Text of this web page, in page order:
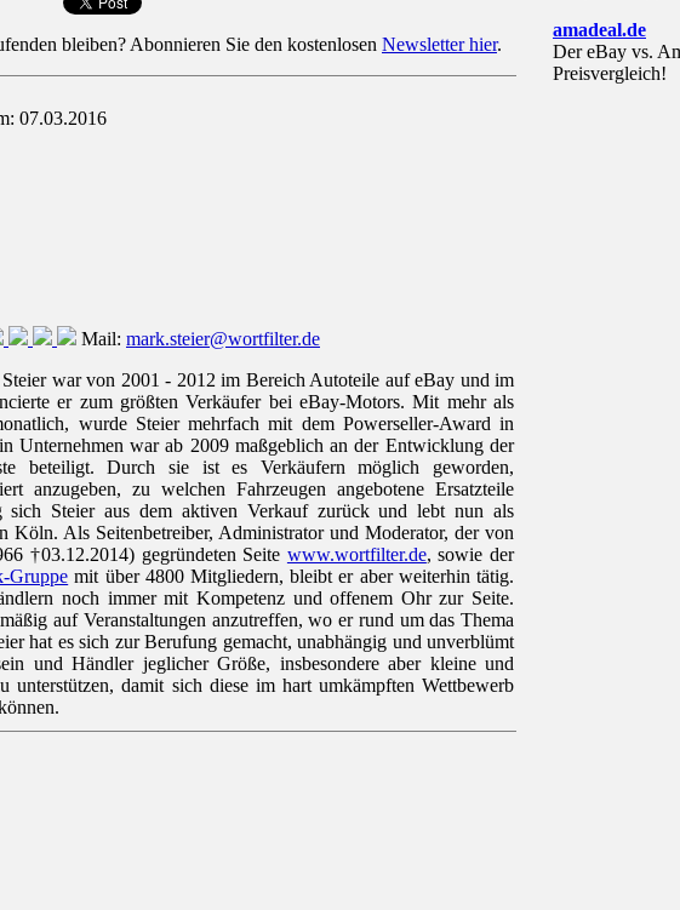
bleiben? Abonnieren Sie den kostenlosen Newsletter hier.
07.03.2016
Mail: mark.steier@wortfilter.de
war von 2001 - 2012 im Bereich Autoteile auf eBay und im
er zum größten Verkäufer bei eBay-Motors. Mit mehr als
wurde Steier mehrfach mit dem Powerseller-Award in
Unternehmen war ab 2009 maßgeblich an der Entwicklung der
beteiligt. Durch sie ist es Verkäufern möglich geworden,
anzugeben, zu welchen Fahrzeugen angebotene Ersatzteile
sich Steier aus dem aktiven Verkauf zurück und lebt nun als
Köln. Als Seitenbetreiber, Administrator und Moderator, der von
†03.12.2014) gegründeten Seite www.wortfilter.de, sowie der
Gruppe mit über 4800 Mitgliedern, bleibt er aber weiterhin tätig.
noch immer mit Kompetenz und offenem Ohr zur Seite.
auf Veranstaltungen anzutreffen, wo er rund um das Thema
hat es sich zur Berufung gemacht, unabhängig und unverblümt
und Händler jeglicher Größe, insbesondere aber kleine und
unterstützen, damit sich diese im hart umkämpften Wettbewerb
amadeal.de
Der eBay vs.
Preisvergleich!